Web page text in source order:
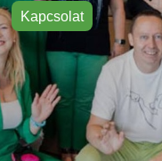
Kapcsolat